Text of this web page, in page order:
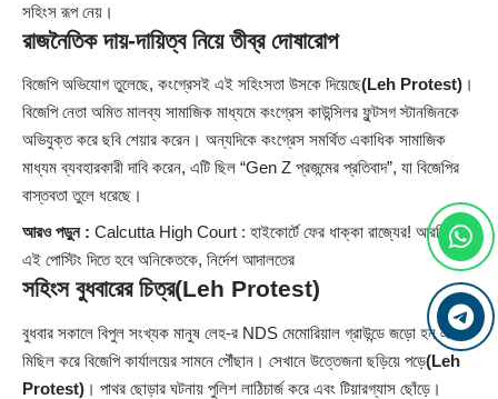
সহিংস রূপ নেয়।
রাজনৈতিক দায়-দায়িত্ব নিয়ে তীব্র দোষারোপ
বিজেপি অভিযোগ তুলেছে, কংগ্রেসই এই সহিংসতা উসকে দিয়েছে(Leh Protest) ।
বিজেপি নেতা অমিত মালব্য সামাজিক মাধ্যমে কংগ্রেস কাউন্সিলর ফুন্টসগ স্টানজিনকে
অভিযুক্ত করে ছবি শেয়ার করেন। অন্যদিকে কংগ্রেস সমর্থিত একাধিক সামাজিক
মাধ্যম ব্যবহারকারী দাবি করেন, এটি ছিল “Gen Z প্রজন্মের প্রতিবাদ”, যা বিজেপির
বাস্তবতা তুলে ধরেছে।
আরও পড়ুন : Calcutta High Court : হাইকোর্টে ফের ধাক্কা রাজ্যের! আরজি কর-
এই পোস্টিং দিতে হবে অনিকেতকে, নির্দেশ আদালতের
সহিংস বুধবারের চিত্র(Leh Protest)
বুধবার সকালে বিপুল সংখ্যক মানুষ লেহ-র NDS মেমোরিয়াল গ্রাউন্ডে জড়ো হন এবং
মিছিল করে বিজেপি কার্যালয়ের সামনে পৌঁছান। সেখানে উত্তেজনা ছড়িয়ে পড়ে(Leh
Protest) । পাথর ছোড়ার ঘটনায় পুলিশ লাঠিচার্জ করে এবং টিয়ারগ্যাস ছোঁড়ে।